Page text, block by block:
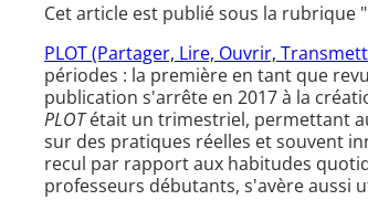
Cet article est publié sous la rubrique
PLOT (Partager, Lire, Ouvrir,
périodes : la première en tant que
publication s'arrête en 2017 à la
PLOTétait un trimestriel, permettant
sur des pratiques réelles et souvent
recul par rapport aux habitudes
professeurs débutants, s'avère aussi